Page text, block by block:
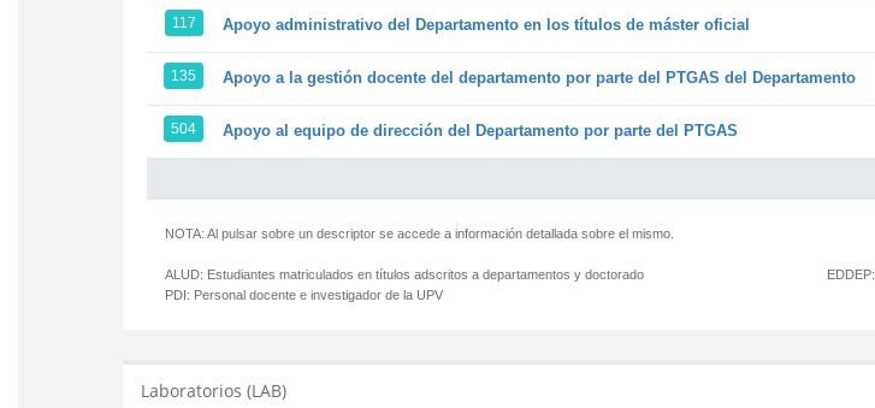
117 Apoyo administrativo del Departamento en los títulos de máster oficial
135 Apoyo a la gestión docente del departamento por parte del PTGAS del Departamento
504 Apoyo al equipo de dirección del Departamento por parte del PTGAS
NOTA: Al pulsar sobre un descriptor se accede a información detallada sobre el mismo.
ALUD: Estudiantes matriculados en títulos adscritos a departamentos y doctorado
PDI: Personal docente e investigador de la UPV
EDDEP:
Laboratorios (LAB)